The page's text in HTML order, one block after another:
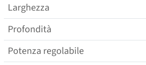
Larghezza
Profondità
Potenza regolabile